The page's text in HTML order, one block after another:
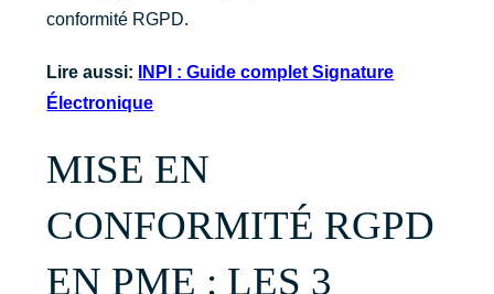
conformité RGPD.
Lire aussi:
INPI : Guide complet Signature
Électronique
MISE EN
CONFORMITÉ RGPD
EN PME : LES 3